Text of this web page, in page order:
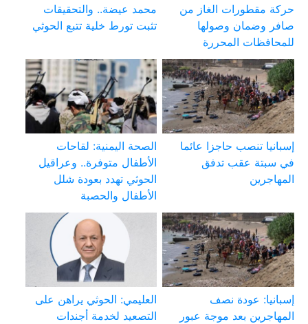
حركة مقطورات الغاز من
صافر وضمان وصولها
للمحافظات المحررة
محمد عيضة.. والتحقيقات
تثبت تورط خلية تتبع الحوثي
إسبانيا تنصب حاجزا عائما
في سبتة عقب تدفق
المهاجرين
الصحة اليمنية: لقاحات
الأطفال متوفرة.. وعراقيل
الحوثي تهدد بعودة شلل
الأطفال والحصبة
إسبانيا: عودة نصف
المهاجرين بعد موجة عبور
العليمي: الحوثي يراهن على
التصعيد لخدمة أجندات